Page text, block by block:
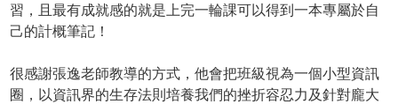
習，且最有成就感的就是上完一輪課可以得到一本專屬於自
己的計概筆記！
很感謝張逸老師教導的方式，他會把班級視為一個小型資訊
圈，以資訊界的生存法則培養我們的挫折容忍力及針對龐大